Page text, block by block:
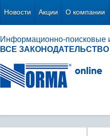
Новости Акции О компании
Информационно-поисковые
ВСЕ